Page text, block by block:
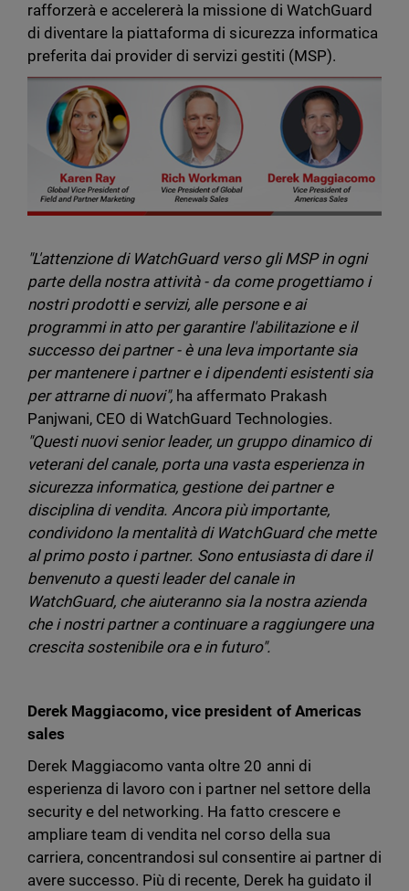
rafforzerà e accelererà la missione di WatchGuard
di diventare la piattaforma di sicurezza informatica
preferita dai provider di servizi gestiti (MSP).
"L'attenzione di WatchGuard verso gli MSP in ogni
parte della nostra attività - da come progettiamo i
nostri prodotti e servizi, alle persone e ai
programmi in atto per garantire l'abilitazione e il
successo dei partner - è una leva importante sia
per mantenere i partner e i dipendenti esistenti sia
per attrarne di nuovi", ha affermato Prakash
Panjwani, CEO di WatchGuard Technologies.
"Questi nuovi senior leader, un gruppo dinamico di
veterani del canale, porta una vasta esperienza in
sicurezza informatica, gestione dei partner e
disciplina di vendita. Ancora più importante,
condividono la mentalità di WatchGuard che mette
al primo posto i partner. Sono entusiasta di dare il
benvenuto a questi leader del canale in
WatchGuard, che aiuteranno sia la nostra azienda
che i nostri partner a continuare a raggiungere una
crescita sostenibile ora e in futuro".
Derek Maggiacomo, vice president of Americas
sales
Derek Maggiacomo vanta oltre 20 anni di
esperienza di lavoro con i partner nel settore della
security e del networking. Ha fatto crescere e
ampliare team di vendita nel corso della sua
carriera, concentrandosi sul consentire ai partner di
avere successo. Più di recente, Derek ha guidato il